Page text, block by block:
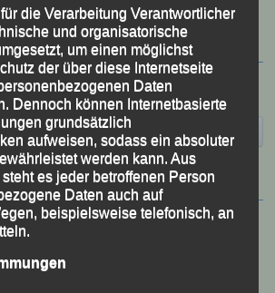
18.07.2026
die Verarbeitung Verantwortlicher
und organisatorische
um einen möglichst
der über diese Internetseite
Daten
Dennoch können Internetbasierte
grundsätzlich
aufweisen, sodass ein absoluter
werden kann. Aus
es jeder betroffenen Person
Daten auch auf
beispielsweise telefonisch, an